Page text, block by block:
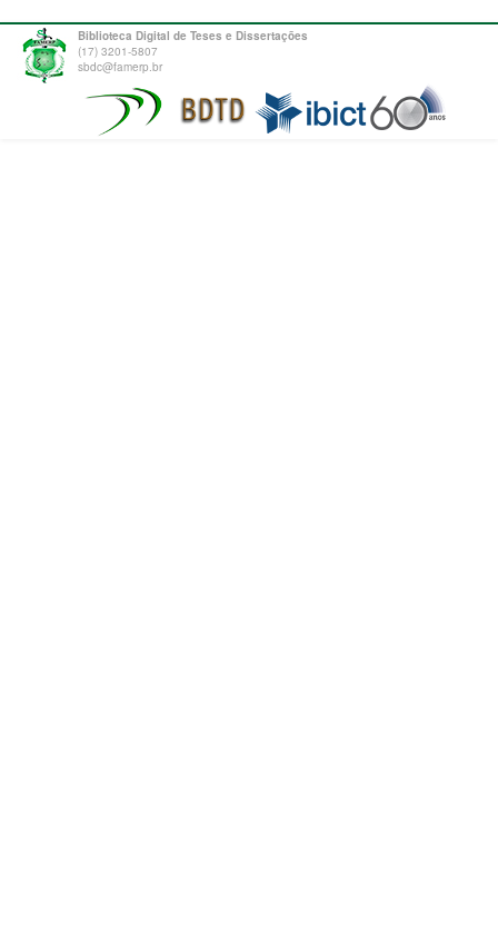
Biblioteca Digital de Teses e Dissertações
(17) 3201-5807
sbdc@famerp.br